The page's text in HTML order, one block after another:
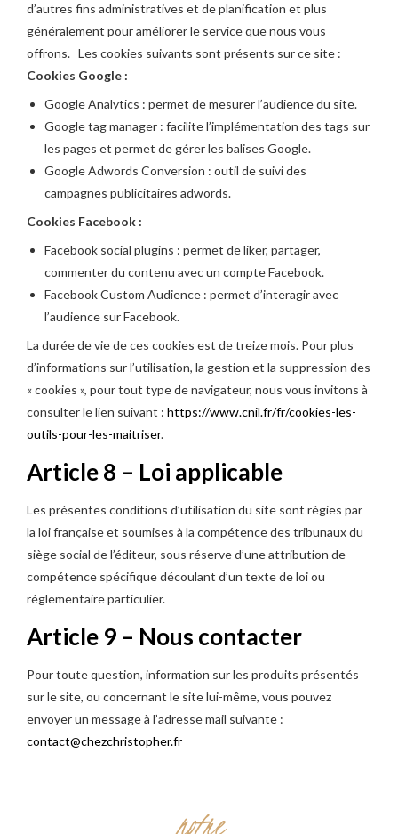
d’autres fins administratives et de planification et plus
généralement pour améliorer le service que nous vous
offrons. Les cookies suivants sont présents sur ce site :
Cookies Google :
Google Analytics : permet de mesurer l’audience du site.
Google tag manager : facilite l’implémentation des tags sur
les pages et permet de gérer les balises Google.
Google Adwords Conversion : outil de suivi des
campagnes publicitaires adwords.
Cookies Facebook :
Facebook social plugins : permet de liker, partager,
commenter du contenu avec un compte Facebook.
Facebook Custom Audience : permet d’interagir avec
l’audience sur Facebook.
La durée de vie de ces cookies est de treize mois. Pour plus
d’informations sur l’utilisation, la gestion et la suppression des
« cookies », pour tout type de navigateur, nous vous invitons à
consulter le lien suivant : https://www.cnil.fr/fr/cookies-les-
outils-pour-les-maitriser.
Article 8 – Loi applicable
Les présentes conditions d’utilisation du site sont régies par
la loi française et soumises à la compétence des tribunaux du
siège social de l’éditeur, sous réserve d’une attribution de
compétence spécifique découlant d’un texte de loi ou
réglementaire particulier.
Article 9 – Nous contacter
Pour toute question, information sur les produits présentés
sur le site, ou concernant le site lui-même, vous pouvez
envoyer un message à l’adresse mail suivante :
contact@chezchristopher.fr
notre